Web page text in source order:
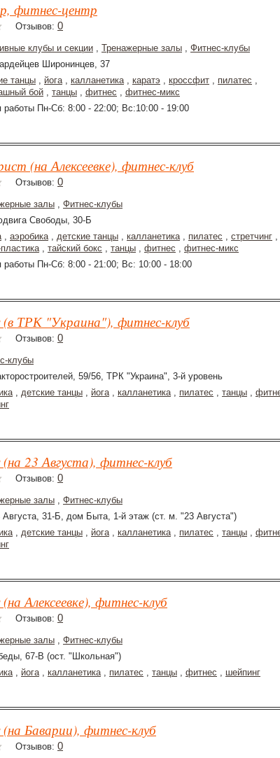
фитнес-центр
Отзывов: 0
клубы и секции , Тренажерные залы , Фитнес-клубы
Широнинцев, 37
танцы , йога, калланетика, каратэ , кроссфит , пилатес ,
бой , танцы , фитнес , фитнес-микс
работы Пн-Сб: 8:00 - 22:00; Вс:10:00 - 19:00
(на Алексеевке), фитнес-клуб
Отзывов: 0
залы , Фитнес-клубы
Свободы, 30-Б
, аэробика, детские танцы , калланетика, пилатес , стретчинг ,
, тайский бокс , танцы , фитнес , фитнес-микс
работы Пн-Сб: 8:00 - 21:00; Вс: 10:00 - 18:00
ТРК "Украина"), фитнес-клуб
Отзывов: 0
клубы
59/56, ТРК "Украина", 3-й уровень
, детские танцы , йога, калланетика, пилатес , танцы ,
23 Августа), фитнес-клуб
Отзывов: 0
залы , Фитнес-клубы
Августа, 31-Б, дом Быта, 1-й этаж (ст. м. "23 Августа")
, детские танцы , йога, калланетика, пилатес , танцы ,
Алексеевке), фитнес-клуб
Отзывов: 0
залы , Фитнес-клубы
67-В (ост. "Школьная")
, йога, калланетика, пилатес , танцы , фитнес , шейпинг
Баварии), фитнес-клуб
Отзывов: 0